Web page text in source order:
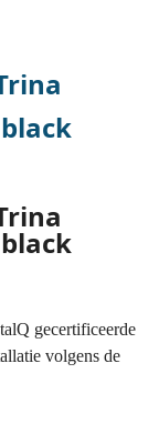
gecertificeerde
volgens de